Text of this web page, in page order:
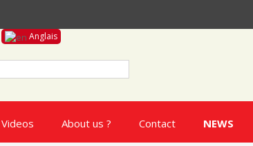
Anglais
About us ? Contact NEWS